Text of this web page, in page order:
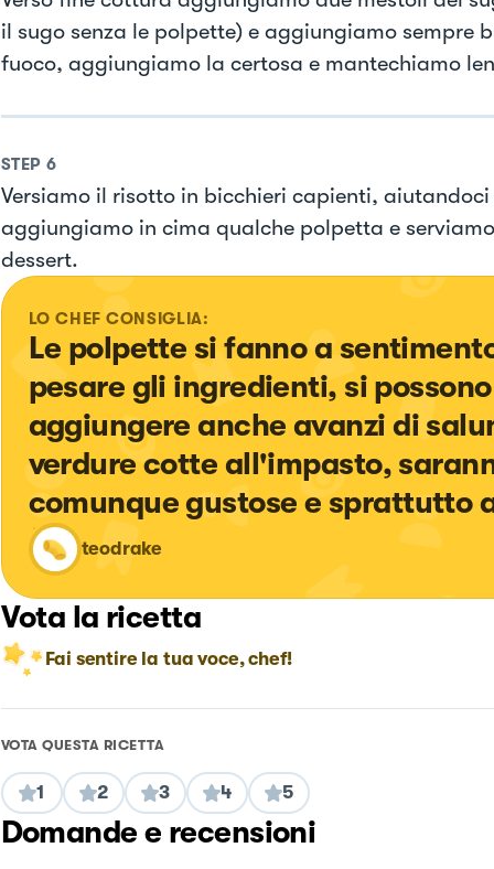
il sugo senza le polpette) e aggiungiamo sempre
fuoco, aggiungiamo la certosa e mantechiamo
STEP 6
Versiamo il risotto in bicchieri capienti,
aggiungiamo in cima qualche polpetta e
dessert.
LO CHEF CONSIGLIA:
Le polpette si fanno a
pesare gli ingredienti, si possono
aggiungere anche avanzi di
verdure cotte all'impasto,
comunque gustose e sprattutto
teodrake
Vota la ricetta
Fai sentire la tua voce, chef!
VOTA QUESTA RICETTA
1 2 3 4 5
Domande e recensioni